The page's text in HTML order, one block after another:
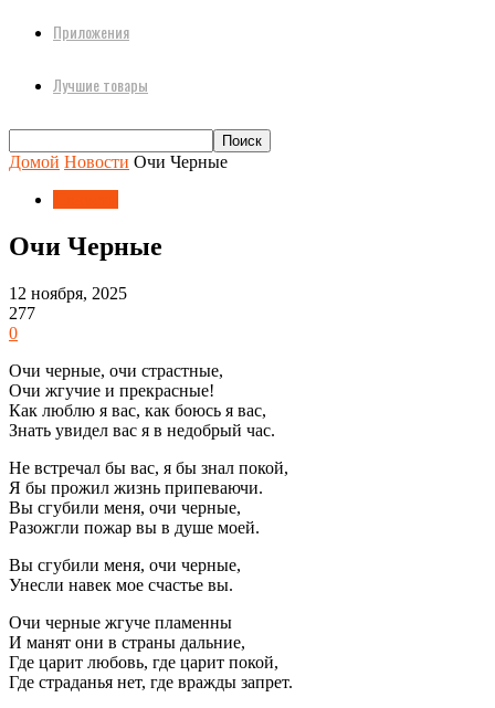
Приложения
Лучшие товары
Домой Новости Очи Черные
Очи Черные
12 ноября, 2025
277
0
Очи черные, очи страстные,
Очи жгучие и прекрасные!
Как люблю я вас, как боюсь я вас,
Знать увидел вас я в недобрый час.
Не встречал бы вас, я бы знал покой,
Я бы прожил жизнь припеваючи.
Вы сгубили меня, очи черные,
Разожгли пожар вы в душе моей.
Вы сгубили меня, очи черные,
Унесли навек мое счастье вы.
Очи черные жгуче пламенны
И манят они в страны дальние,
Где царит любовь, где царит покой,
Где страданья нет, где вражды запрет.